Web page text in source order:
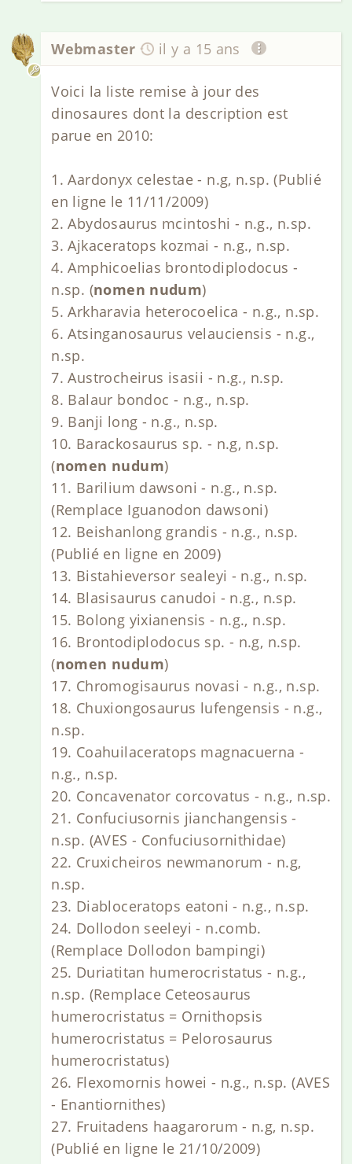
Webmaster il y a 15 ans
Voici la liste remise à jour des
dinosaures dont la description est
parue en 2010:
1. Aardonyx celestae - n.g, n.sp. (Publié
en ligne le 11/11/2009)
2. Abydosaurus mcintoshi - n.g., n.sp.
3. Ajkaceratops kozmai - n.g., n.sp.
4. Amphicoelias brontodiplodocus -
n.sp. (nomen nudum)
5. Arkharavia heterocoelica - n.g., n.sp.
6. Atsinganosaurus velauciensis - n.g.,
n.sp.
7. Austrocheirus isasii - n.g., n.sp.
8. Balaur bondoc - n.g., n.sp.
9. Banji long - n.g., n.sp.
10. Barackosaurus sp. - n.g, n.sp.
(nomen nudum)
11. Barilium dawsoni - n.g., n.sp.
(Remplace Iguanodon dawsoni)
12. Beishanlong grandis - n.g., n.sp.
(Publié en ligne en 2009)
13. Bistahieversor sealeyi - n.g., n.sp.
14. Blasisaurus canudoi - n.g., n.sp.
15. Bolong yixianensis - n.g., n.sp.
16. Brontodiplodocus sp. - n.g, n.sp.
(nomen nudum)
17. Chromogisaurus novasi - n.g., n.sp.
18. Chuxiongosaurus lufengensis - n.g.,
n.sp.
19. Coahuilaceratops magnacuerna -
n.g., n.sp.
20. Concavenator corcovatus - n.g., n.sp.
21. Confuciusornis jianchangensis -
n.sp. (AVES - Confuciusornithidae)
22. Cruxicheiros newmanorum - n.g,
n.sp.
23. Diabloceratops eatoni - n.g., n.sp.
24. Dollodon seeleyi - n.comb.
(Remplace Dollodon bampingi)
25. Duriatitan humerocristatus - n.g.,
n.sp. (Remplace Ceteosaurus
humerocristatus = Ornithopsis
humerocristatus = Pelorosaurus
humerocristatus)
26. Flexomornis howei - n.g., n.sp. (AVES
- Enantiornithes)
27. Fruitadens haagarorum - n.g, n.sp.
(Publié en ligne le 21/10/2009)